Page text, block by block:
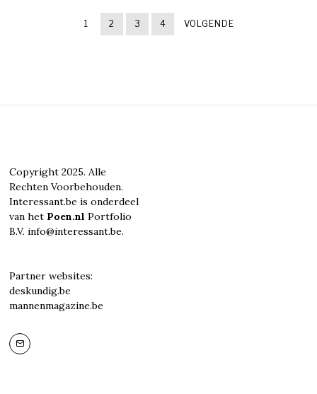
1 2 3 4 VOLGENDE
Copyright 2025. Alle
Rechten Voorbehouden.
Interessant.be is onderdeel
van het Poen.nl Portfolio
B.V. info@interessant.be.
Partner websites:
deskundig.be
mannenmagazine.be